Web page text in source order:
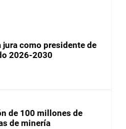
como presidente de
2026-2030
de 100 millones de
de minería